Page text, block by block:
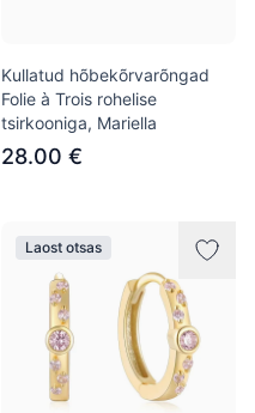
Kullatud hõbekõrvarõngad
Folie à Trois rohelise
tsirkooniga, Mariella
28.00 €
Laost otsas